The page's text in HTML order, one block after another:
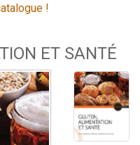
!
ET SANTÉ